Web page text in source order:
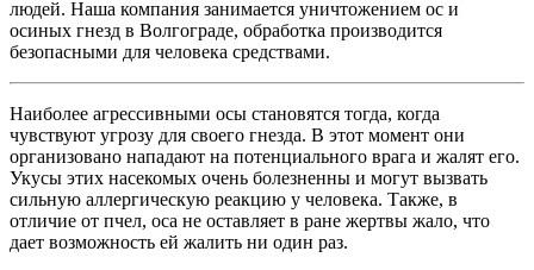
людей. Наша компания занимается уничтожением ос и
осиных гнезд в Волгограде, обработка производится
безопасными для человека средствами.
Наиболее агрессивными осы становятся тогда, когда
чувствуют угрозу для своего гнезда. В этот момент они
организовано нападают на потенциального врага и жалят его.
Укусы этих насекомых очень болезненны и могут вызвать
сильную аллергическую реакцию у человека. Также, в
отличие от пчел, оса не оставляет в ране жертвы жало, что
дает возможность ей жалить ни один раз.